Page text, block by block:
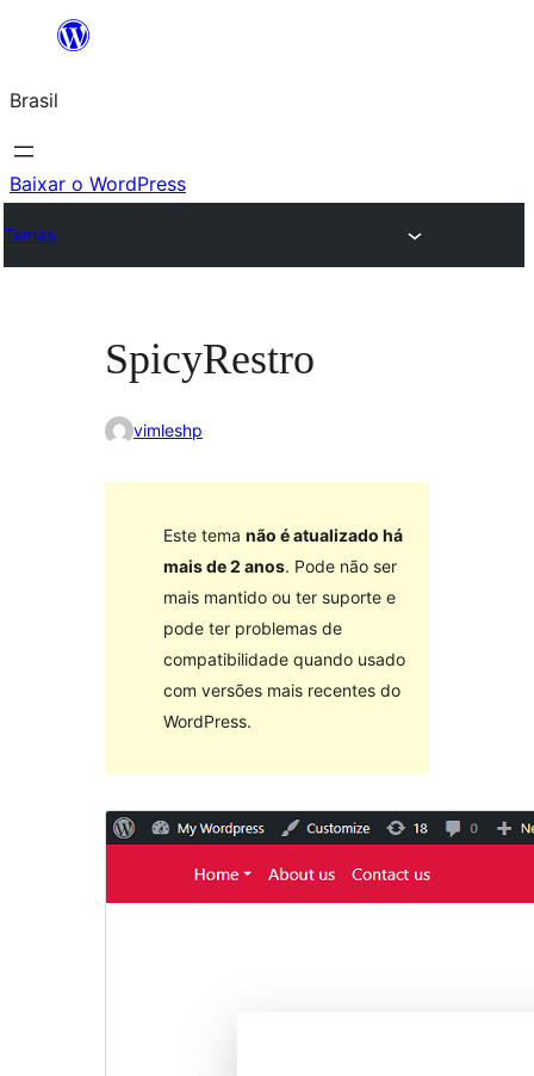
o
conteúdo
Brasil
Baixar o WordPress
Temas
SpicyRestro
vimleshp
Este tema não é atualizado há
mais de 2 anos. Pode não ser
mais mantido ou ter suporte e
pode ter problemas de
compatibilidade quando usado
com versões mais recentes do
WordPress.